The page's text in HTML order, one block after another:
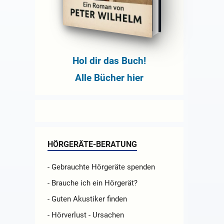
Hol dir das Buch!
Alle Bücher hier
HÖRGERÄTE-BERATUNG
- Gebrauchte Hörgeräte spenden
- Brauche ich ein Hörgerät?
- Guten Akustiker finden
- Hörverlust - Ursachen